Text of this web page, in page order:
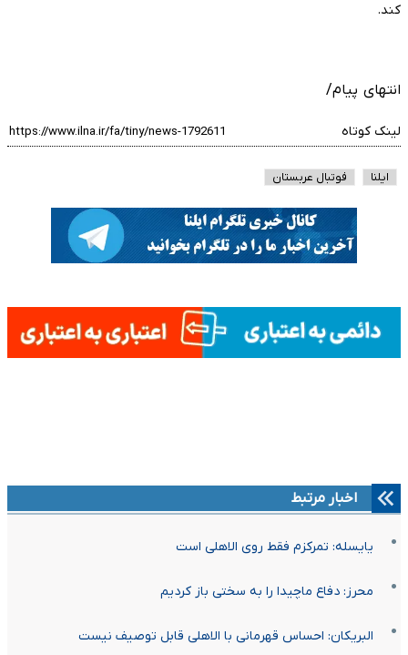
کند.
انتهای پیام/
لینک کوتاه
ایلنا فوتبال عربستان
اخبار مرتبط
یایسله: تمرکزم فقط روی الاهلی است
محرز: دفاع ماچیدا را به سختی باز کردیم
البریکان: احساس قهرمانی با الاهلی قابل توصیف نیست